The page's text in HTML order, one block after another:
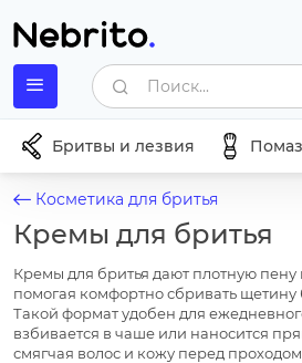
Поиск...
Бритвы и лезвия
Косметика для бритья
Кремы для бритья
Кремы для бритья дают плотную
помогая комфортно сбривать щетину
Такой формат удобен для
взбивается в чаше или наносится
смягчая волос и кожу перед